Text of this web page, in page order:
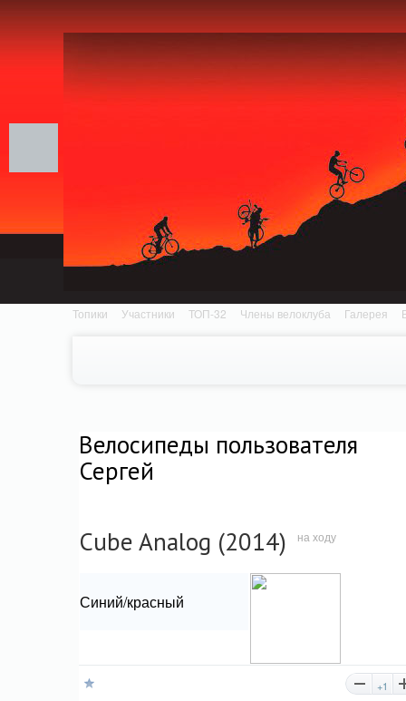
Топики Участники ТОП-32 Члены велоклуба Галерея
Велосипеды пользователя
Сергей
Cube Analog (2014) на ходу
Синий/красный
+1